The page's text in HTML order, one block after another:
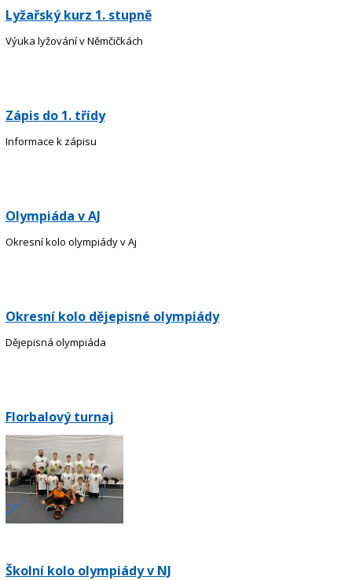
Lyžařský kurz 1. stupně
Výuka lyžování v Němčičkách
Zápis do 1. třídy
Informace k zápisu
Olympiáda v AJ
Okresní kolo olympiády v Aj
Okresní kolo dějepisné olympiády
Dějepisná olympiáda
Florbalový turnaj
Školní kolo olympiády v NJ